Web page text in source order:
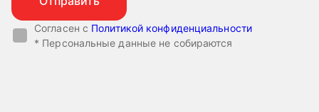
Согласен с Политикой конфиденциальности
* Персональные данные не собираются